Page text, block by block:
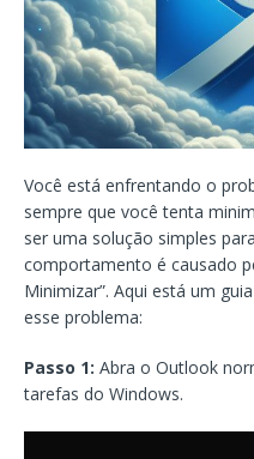
Você está enfrentando o
sempre que você tenta
ser uma solução simples
comportamento é causado
Minimizar”. Aqui está um
esse problema:
Passo 1: Abra o Outlook
tarefas do Windows.